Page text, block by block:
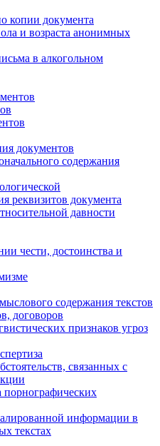
копии документа
и возраста анонимных
в алкогольном
документов
содержания
реквизитов документа
давности
чести, достоинства и
содержания текстов
договоров
признаков угроз
связанных с
порнографических
информации в
текстах